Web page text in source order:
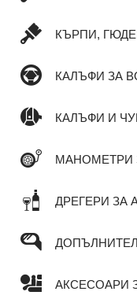
КЪРПИ,
КАЛЪФИ ЗА
КАЛЪФИ И
МАНОМЕТРИ
ДРЕГЕРИ ЗА
АКСЕСОАРИ